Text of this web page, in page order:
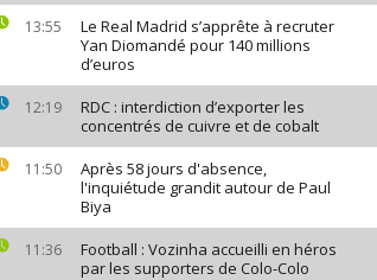
13:55
Le Real Madrid s’apprête à recruter
Yan Diomandé pour 140 millions
d’euros
12:19
RDC : interdiction d’exporter les
concentrés de cuivre et de cobalt
11:50
Après 58 jours d'absence,
l'inquiétude grandit autour de Paul
Biya
11:36
Football : Vozinha accueilli en héros
par les supporters de Colo-Colo